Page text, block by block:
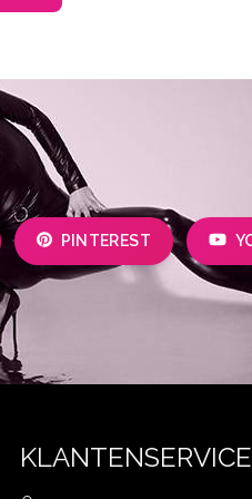
PINTEREST
KLANTENSERVICE